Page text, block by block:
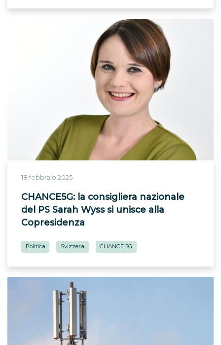
18 febbraio 2025
CHANCE5G: la consigliera nazionale
del PS Sarah Wyss si unisce alla
Copresidenza
Politica Svizzera CHANCE 5G